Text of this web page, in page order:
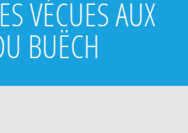
VÉCUES AUX
BUËCH